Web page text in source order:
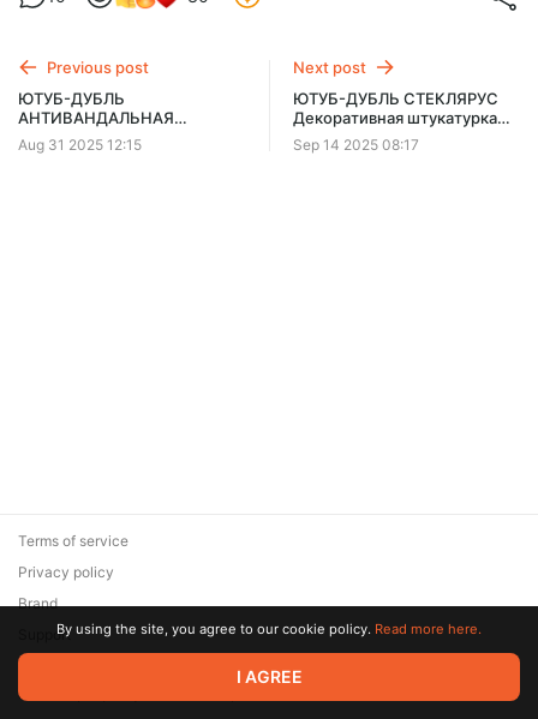
Previous post
ЮТУБ-ДУБЛЬ
АНТИВАНДАЛЬНАЯ
Декоративная штукатурка
для WHITE BOX 'a -
Aug 31 2025 12:15
Next post
ЮТУБ-ДУБЛЬ СТЕКЛЯРУС
Декоративная штукатурка
расширяющая пространство
- минималистичная в стиле
Sep 14 2025 08:17
© 2026 Zaya Solutions Limited. All rights reserved. All trademarks
are the property of their respective owners.
Terms of service
Privacy policy
Brand
SupportBy using the site, you agree to our cookie policy. Read more here.
I AGREE